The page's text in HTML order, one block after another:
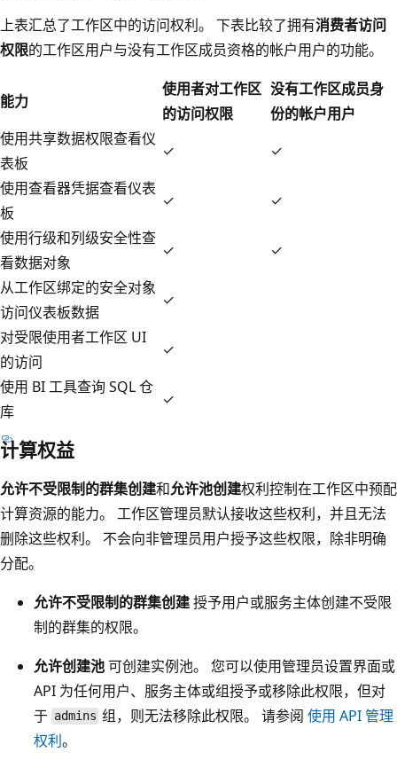
上表汇总了工作区中的访问权利。 下表比较了拥有消费者访问
权限的工作区用户与没有工作区成员资格的帐户用户的功能。
能力
使用者对工作区
的访问权限
没有工作区成员身
份的帐户用户
使用共享数据权限查看仪
表板
✓
✓
使用查看器凭据查看仪表
板
✓
✓
使用行级和列级安全性查
看数据对象
✓
✓
从工作区绑定的安全对象
访问仪表板数据
✓
对受限使用者工作区 UI
的访问
✓
使用 BI 工具查询 SQL 仓
库
✓
计算权益
允许不受限制的群集创建和允许池创建权利控制在工作区中预配
计算资源的能力。 工作区管理员默认接收这些权利，并且无法
删除这些权利。 不会向非管理员用户授予这些权限，除非明确
分配。
允许不受限制的群集创建授予用户或服务主体创建不受限
制的群集的权限。
允许创建池可创建实例池。 您可以使用管理员设置界面或
API 为任何用户、服务主体或组授予或移除此权限，但对
于 admins 组，则无法移除此权限。 请参阅使用 API 管理
权利。